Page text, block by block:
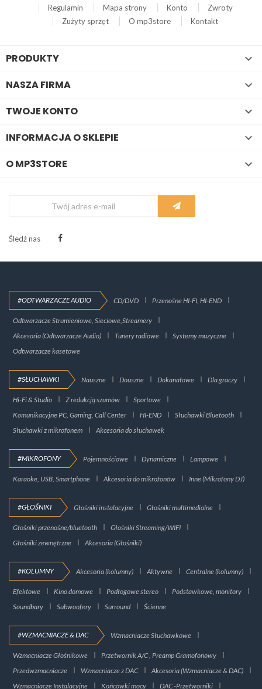
Regulamin
Mapa strony Konto
Zwroty
Zużyty sprzęt
O mp3store Kontakt
PRODUKTY 
NASZA FIRMA 
TWOJE KONTO 
INFORMACJA O SKLEPIE 
O MP3STORE 
Śledź nas
#ODTWARZACZE AUDIO CD/DVD Przenośne HI-FI, HI-END
Odtwarzacze Strumieniowe, Sieciowe,Streamery
Akcesoria (Odtwarzacze Audio)
Tunery radiowe
Systemy muzyczne
Odtwarzacze kasetowe
#SŁUCHAWKI Nauszne Douszne Dokanałowe Dla graczy
Hi-Fi & Studio Z redukcją szumów
Sportowe
Komunikacyjne PC, Gaming, Call Center
HI-END
Słuchawki Bluetooth
Słuchawki z mikrofonem
Akcesoria do słuchawek
#MIKROFONY Pojemnościowe Dynamiczne Lampowe
Karaoke, USB, Smartphone Akcesoria do mikrofonów Inne (Mikrofony DJ)
#GŁOŚNIKI Głośniki instalacyjne Głośniki multimedialne
Głośniki przenośne/bluetooth
Głośniki Streaming/WIFI
Głośniki zewnętrzne
Akcesoria (Głośniki)
#KOLUMNY Akcesoria (kolumny) Aktywne Centralne (kolumny)
Efektowe Kino domowe Podłogowe stereo
Podstawkowe, monitory
Soundbary
Subwoofery Surround Ścienne
#WZMACNIACZE & DAC Wzmacniacze Słuchawkowe
Wzmacniacze Głośnikowe
Przetwornik A/C , Preamp Gramofonowy
Przedwzmacniacze
Wzmacniacze z DAC
Akcesoria (Wzmacniacze & DAC)
Wzmacniacze Instalacyjne
Końcówki mocy DAC -Przetworniki